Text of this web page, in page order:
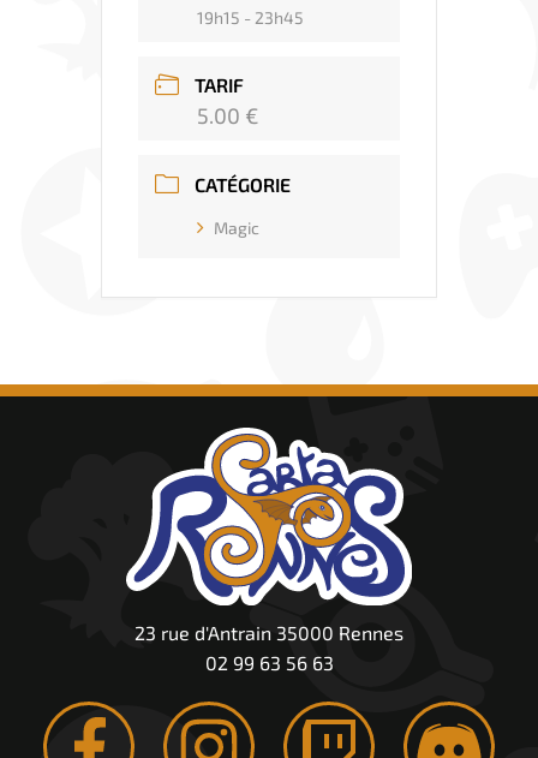
19h15 - 23h45
TARIF
5.00 €
CATÉGORIE
Magic
23 rue d'Antrain 35000 Rennes
02 99 63 56 63